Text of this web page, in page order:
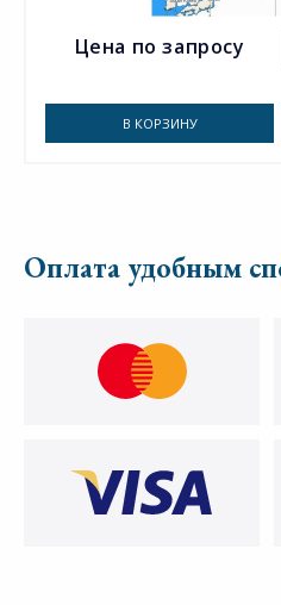
Цена по запросу
В КОРЗИНУ
Оплата удобным